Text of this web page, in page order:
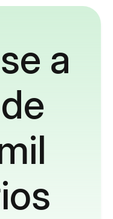
a